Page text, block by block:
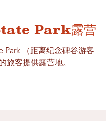
Park露营
Park （距离纪念碑谷游客
旅客提供露营地。